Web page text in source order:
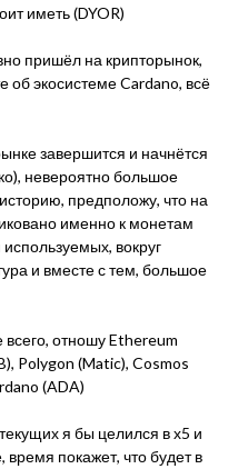
иметь (DYOR)
пришёл на крипторынок,
об экосистеме Cardano, всё
завершится и начнётся
невероятно большое
предположу, что на
именно к монетам
вокруг
и вместе с тем, большое
отношу Ethereum
Polygon (Matic), Cosmos
(ADA)
я бы целился в х5 и
покажет, что будет в